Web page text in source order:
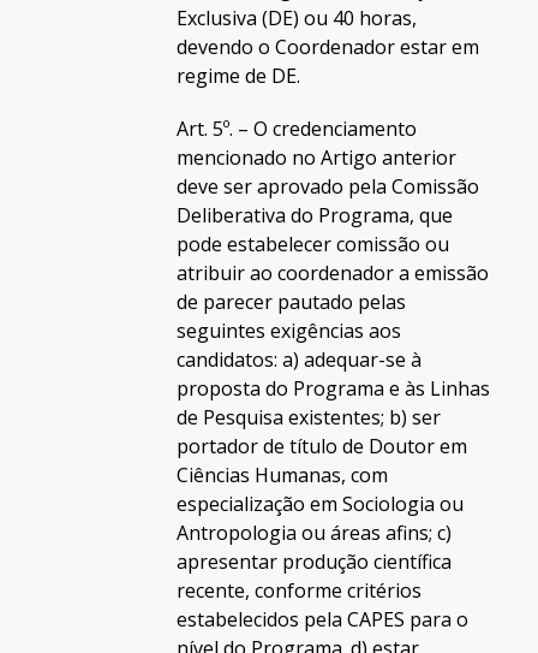
Exclusiva (DE) ou 40 horas,
devendo o Coordenador estar em
regime de DE.
Art. 5º. – O credenciamento
mencionado no Artigo anterior
deve ser aprovado pela Comissão
Deliberativa do Programa, que
pode estabelecer comissão ou
atribuir ao coordenador a emissão
de parecer pautado pelas
seguintes exigências aos
candidatos: a) adequar-se à
proposta do Programa e às Linhas
de Pesquisa existentes; b) ser
portador de título de Doutor em
Ciências Humanas, com
especialização em Sociologia ou
Antropologia ou áreas afins; c)
apresentar produção científica
recente, conforme critérios
estabelecidos pela CAPES para o